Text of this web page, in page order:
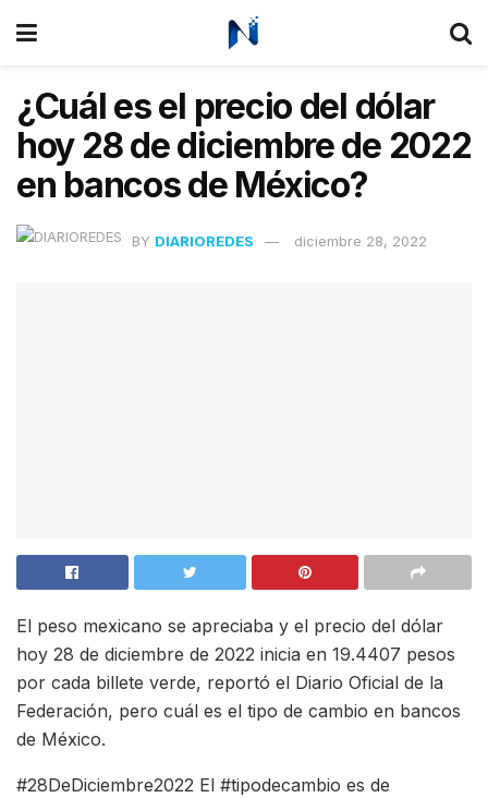
¿Cuál es el precio del dólar
hoy 28 de diciembre de 2022
en bancos de México?
BY DIARIOREDES diciembre 28, 2022
El peso mexicano se apreciaba y el precio del dólar
hoy 28 de diciembre de 2022 inicia en 19.4407 pesos
por cada billete verde, reportó el Diario Oficial de la
Federación, pero cuál es el tipo de cambio en bancos
de México.
#28DeDiciembre2022 El #tipodecambio es de